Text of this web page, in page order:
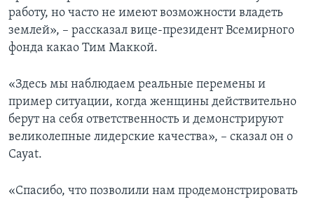
работу, но часто не имеют возможности владеть
землей», – рассказал вице-президент Всемирного
фонда какао Тим Маккой.
«Здесь мы наблюдаем реальные перемены и
пример ситуации, когда женщины действительно
берут на себя ответственность и демонстрируют
великолепные лидерские качества», – сказал он о
Cayat.
«Спасибо, что позволили нам продемонстрировать